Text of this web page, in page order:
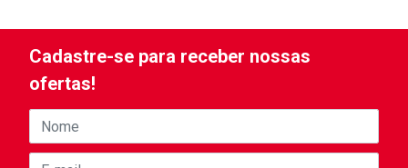
Cadastre-se para receber nossas
ofertas!